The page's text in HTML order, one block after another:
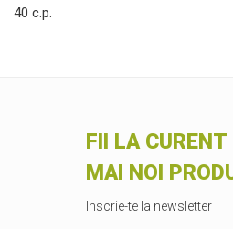
40 c.p.
FII LA CURENT
MAI NOI
Inscrie-te la newsletter